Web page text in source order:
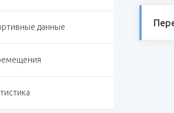
данные